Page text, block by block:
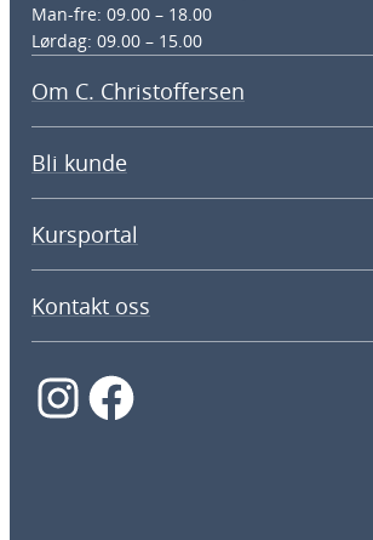
Man-fre: 09.00 – 18.00
Lørdag: 09.00 – 15.00
Om C. Christoffersen
Bli kunde
Kursportal
Kontakt oss
InstagramFacebook